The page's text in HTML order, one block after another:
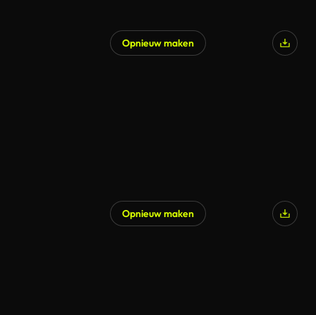
Opnieuw maken
Opnieuw maken